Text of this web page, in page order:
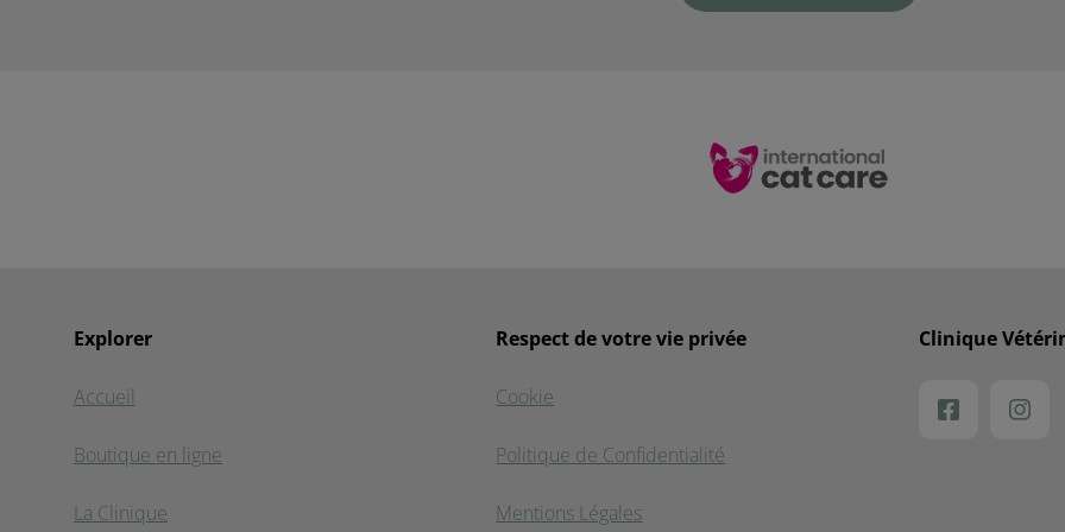
Explorer
Accueil
Boutique en ligne
La Clinique
Respect de votre vie privée
Cookie
Politique de Confidentialité
Mentions Légales
Clinique